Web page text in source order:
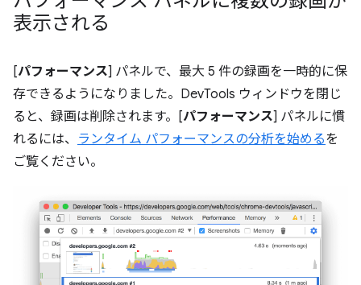
表示される
[パフォーマンス] パネルで、最大 5 件の録画を一時的に保
存できるようになりました。DevTools ウィンドウを閉じ
ると、録画は削除されます。[パフォーマンス] パネルに慣
れるには、 ランタイム パフォーマンスの分析を始めるを
ご覧ください。